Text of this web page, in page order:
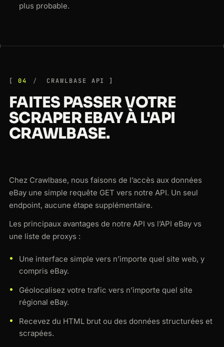
plus probable.
04 CRAWLBASE API
FAITES PASSER VOTRE
SCRAPER EBAY À L'API
CRAWLBASE.
Chez Crawlbase, nous faisons de l’accès aux données
eBay une simple requête GET vers notre API. Un seul
endpoint, aucune étape supplémentaire.
Les principaux avantages de notre API vs l’API eBay vs
une liste de proxys :
Une interface simple vers n’importe quel site web, y
compris eBay.
Géolocalisez votre trafic vers n’importe quel site
régional eBay.
Recevez du HTML brut ou des données structurées et
scrapées.